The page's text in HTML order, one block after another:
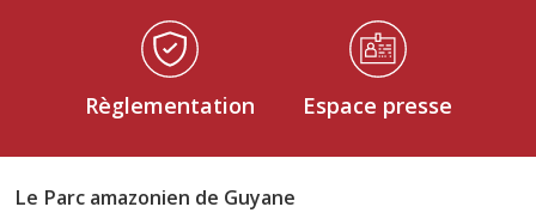
Règlementation Espace presse
Le Parc amazonien de Guyane